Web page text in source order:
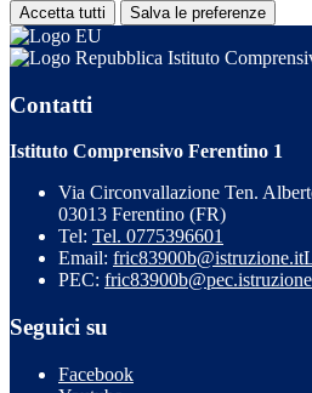
Accetta tutti Salva le preferenze
Istituto
Contatti
Istituto Comprensivo Ferentino 1
Via Circonvallazione Ten.
03013 Ferentino (FR)
Tel: Tel. 0775396601
Email: fric83900b@istruzione.it
PEC:
Seguici su
Facebook